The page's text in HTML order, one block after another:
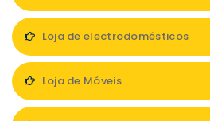
Loja de electrodomésticos
Loja de Móveis